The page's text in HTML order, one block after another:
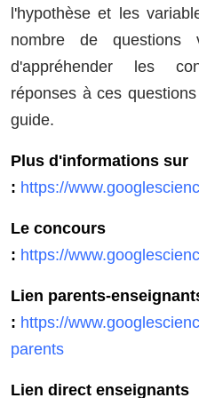
l'hypothèse et les
nombre de questions
d'appréhender les
réponses à ces
guide.
Plus d'informations sur
: https://
Le concours
: https://
Lien parents-
: https://
parents
Lien direct enseignants